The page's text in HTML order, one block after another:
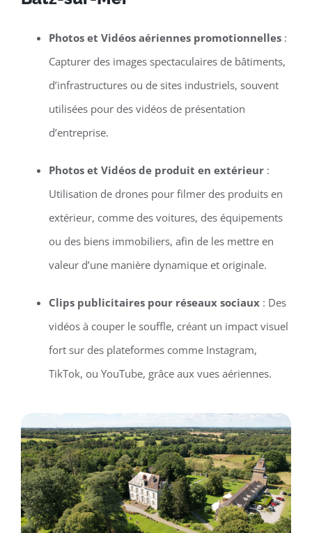
Photos et Vidéos aériennes promotionnelles:
Capturer des images spectaculaires de bâtiments,
d’infrastructures ou de sites industriels, souvent
utilisées pour des vidéos de présentation
d’entreprise.
Photos et Vidéos de produit en extérieur:
Utilisation de drones pour filmer des produits en
extérieur, comme des voitures, des équipements
ou des biens immobiliers, afin de les mettre en
valeur d’une manière dynamique et originale.
Clips publicitaires pour réseaux sociaux: Des
vidéos à couper le souffle, créant un impact visuel
fort sur des plateformes comme Instagram,
TikTok, ou YouTube, grâce aux vues aériennes.